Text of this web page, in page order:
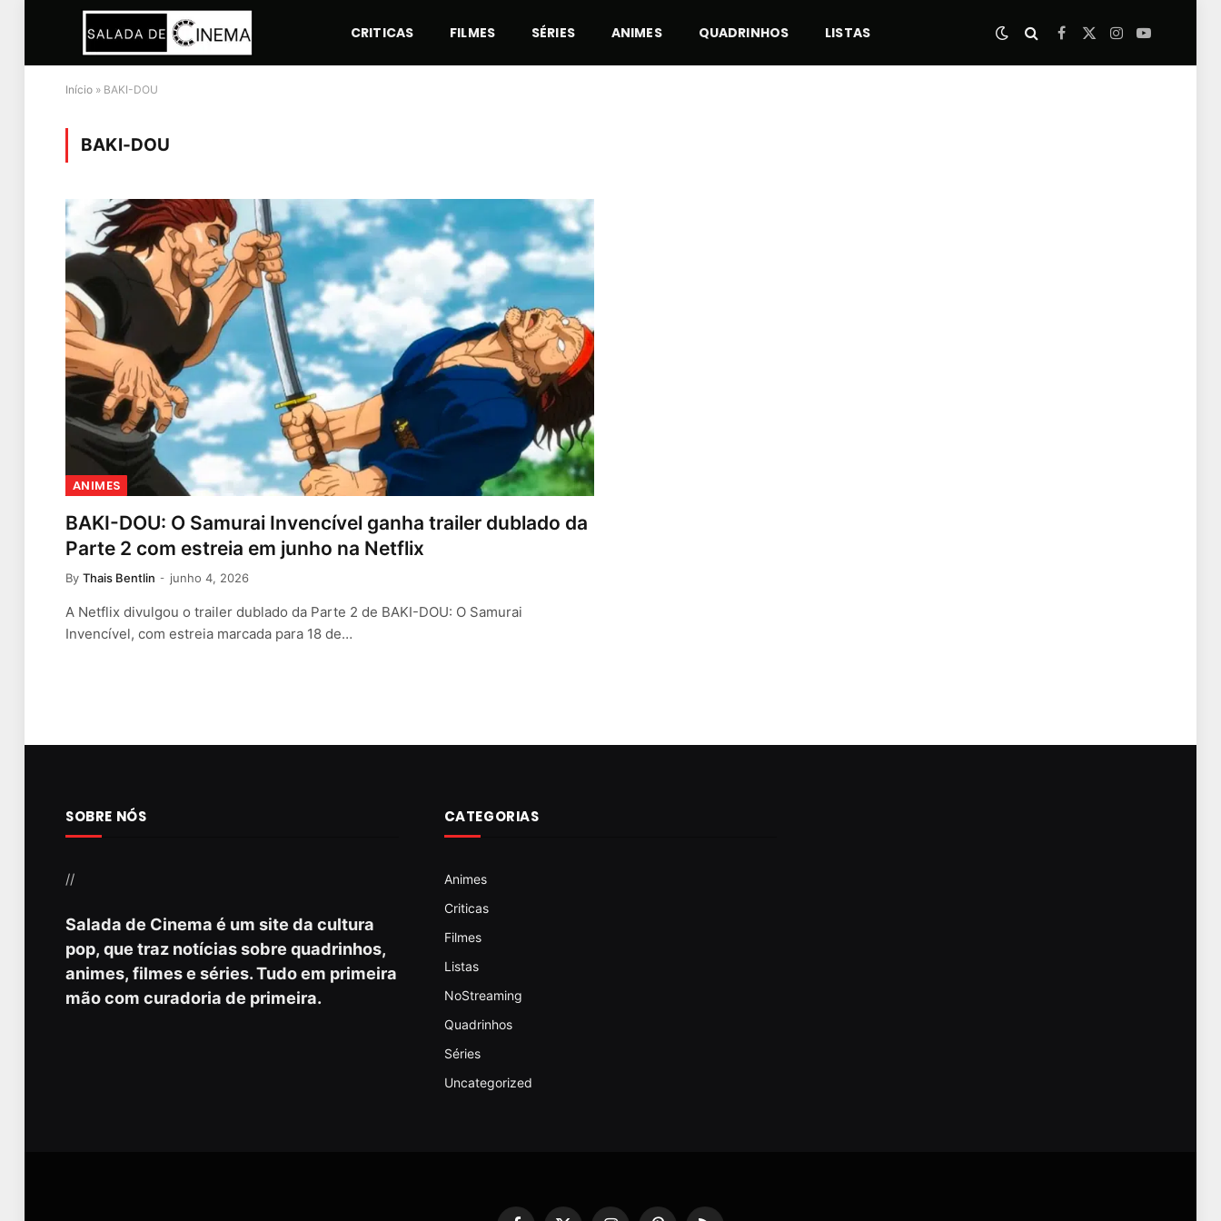
CRITICAS FILMES SÉRIES ANIMES QUADRINHOS LISTAS Facebook
X
Instagram
YouTube
Início » BAKI-DOU
BAKI-DOU
ANIMES
BAKI-DOU: O Samurai Invencível ganha trailer dublado da
Parte 2 com estreia em junho na Netflix
By Thais Bentlin junho 4, 2026
A Netflix divulgou o trailer dublado da Parte 2 de BAKI-DOU: O Samurai
Invencível, com estreia marcada para 18 de…
SOBRE NÓS
//
Salada de Cinema é um site da cultura
pop, que traz notícias sobre quadrinhos,
animes, filmes e séries. Tudo em primeira
mão com curadoria de primeira.
CATEGORIAS
Animes
Criticas
Filmes
Listas
NoStreaming
Quadrinhos
Séries
Uncategorized